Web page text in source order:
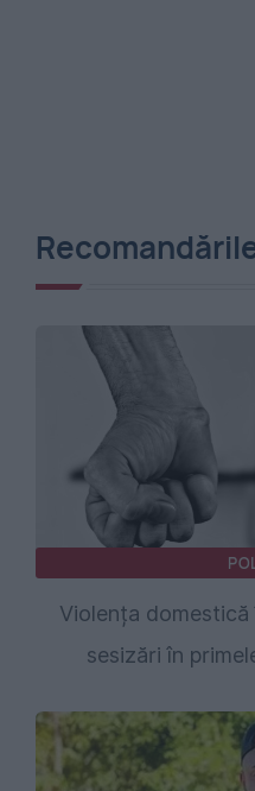
Violența domestică
sesizări în